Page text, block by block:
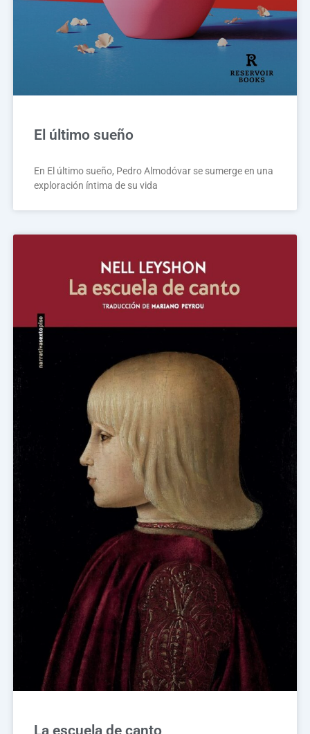
El último sueño
En El último sueño, Pedro Almodóvar se sumerge en una
exploración íntima de su vida
La escuela de canto